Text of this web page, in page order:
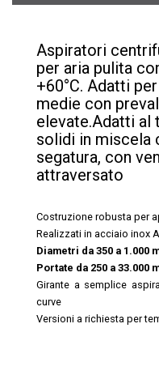
Aspiratori
per aria pulita
+60°C. Adatti
medie con
elevate.Adatti al
solidi in miscela
segatura, con
attraversato
Costruzione robusta per
Realizzati in acciaio inox
Diametri da 350 a 1.000
Portate da 250 a 33.000
Girante a semplice
curve
Versioni a richiesta per